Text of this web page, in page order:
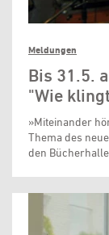
Meldungen
Bis 31.5.
"Wie
»Miteinander
Thema des
den